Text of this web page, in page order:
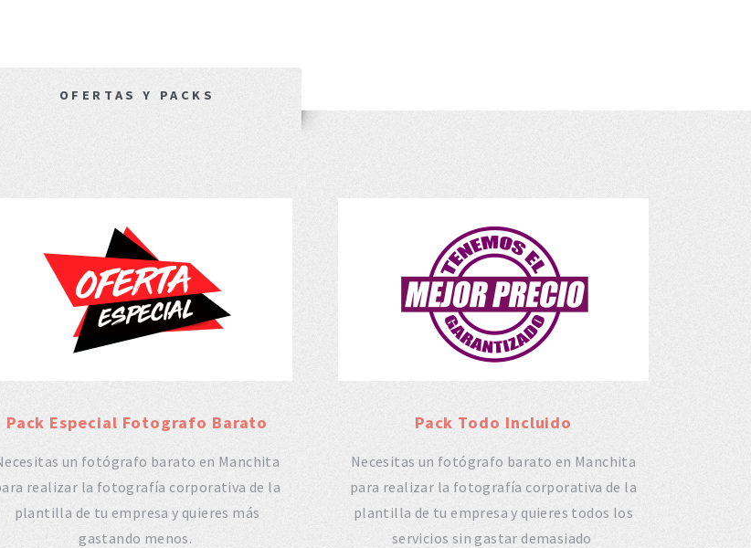
OFERTAS Y PACKS
Pack Especial Fotografo Barato
un fotógrafo barato en Manchita
realizar la fotografía corporativa de la
plantilla de tu empresa y quieres más
gastando menos.
Pack Todo Incluido
Necesitas un fotógrafo barato en Manchita
para realizar la fotografía corporativa de la
plantilla de tu empresa y quieres todos los
servicios sin gastar demasiado